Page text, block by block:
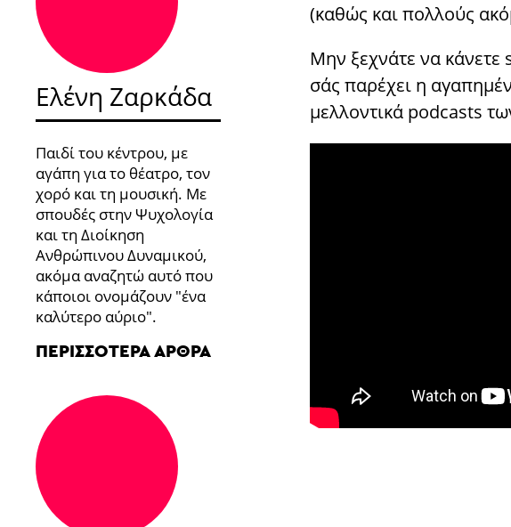
Ελένη Ζαρκάδα
Παιδί του κέντρου, με
αγάπη για το θέατρο, τον
χορό και τη μουσική. Με
σπουδές στην Ψυχολογία
και τη Διοίκηση
Ανθρώπινου Δυναμικού,
ακόμα αναζητώ αυτό που
κάποιοι ονομάζουν "ένα
καλύτερο αύριο".
ΠΕΡΙΣΣΌΤΕΡΑ ΆΡΘΡΑ
(καθώς και πολλούς
Μην ξεχνάτε να
σάς παρέχει η
μελλοντικά podcasts